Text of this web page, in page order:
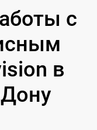
с
в